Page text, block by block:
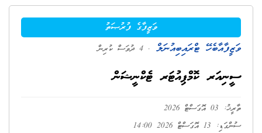
ވަޒީފާގެ ފުރުޞަތު
ވަޒީފާއާބެހޭ ޓްރައިބިއުނަލް . 4 ދުވަސް ކުރިން
ސީނިއަރ ކޮމްޕިއުޓަރ ޓެކްނީޝަން
ތާރީޚު: 03 އޮގަސްޓް 2026
ސުންގަޑި: 13 އޮގަސްޓް 2026 14:00